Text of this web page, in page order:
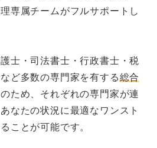
専属チームがフルサポートし
士・司法書士・行政書士・税
ど多数の専門家を有する総合
ため、それぞれの専門家が連
なたの状況に最適なワンスト
ことが可能です。